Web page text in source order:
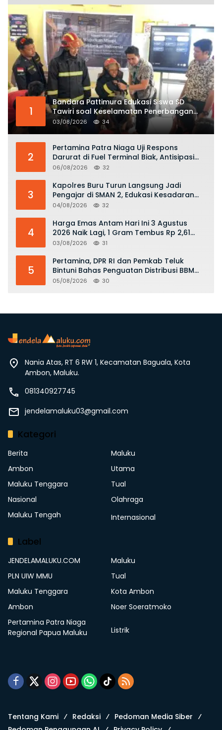
1
Bandara Pattimura Edukasi Siswa SD
Tawiri soal Keselamatan Penerbangan
dan Bahaya Bermain Layang-layang di
KKOP
03/08/2026 34
2
Pertamina Patra Niaga Uji Respons
Darurat di Fuel Terminal Biak, Antisipasi
Risiko Kebakaran dan Tumpahan BBM
06/08/2026 32
3
Kapolres Buru Turun Langsung Jadi
Pengajar di SMAN 2, Edukasi Kesadaran
Hukum dan Stop Kekerasan
04/08/2026 32
4
Harga Emas Antam Hari Ini 3 Agustus
2026 Naik Lagi, 1 Gram Tembus Rp 2,61
Juta
03/08/2026 31
5
Pertamina, DPR RI dan Pemkab Teluk
Bintuni Bahas Penguatan Distribusi BBM
dan LPG
05/08/2026 30
Nania Atas, RT 6 RW 1, Kecamatan Baguala, Kota
Ambon, Maluku.
081340927745
jendelamaluku03@gmail.com
Kategori
Berita
Maluku
Ambon
Utama
Maluku Tenggara
Tual
Nasional
Olahraga
Maluku Tengah
Internasional
Label
JENDELAMALUKU.COM
Maluku
PLN UIW MMU
Tual
Maluku Tenggara
Kota Ambon
Ambon
Noer Soeratmoko
Pertamina Patra Niaga
Regional Papua Maluku
Listrik
Tentang Kami Redaksi
Pedoman Media Siber